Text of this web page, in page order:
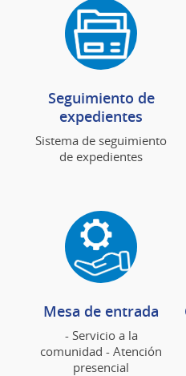
Seguimiento de
expedientes
Sistema de seguimiento
de expedientes
Mesa de entrada
- Servicio a la
comunidad - Atención
presencial